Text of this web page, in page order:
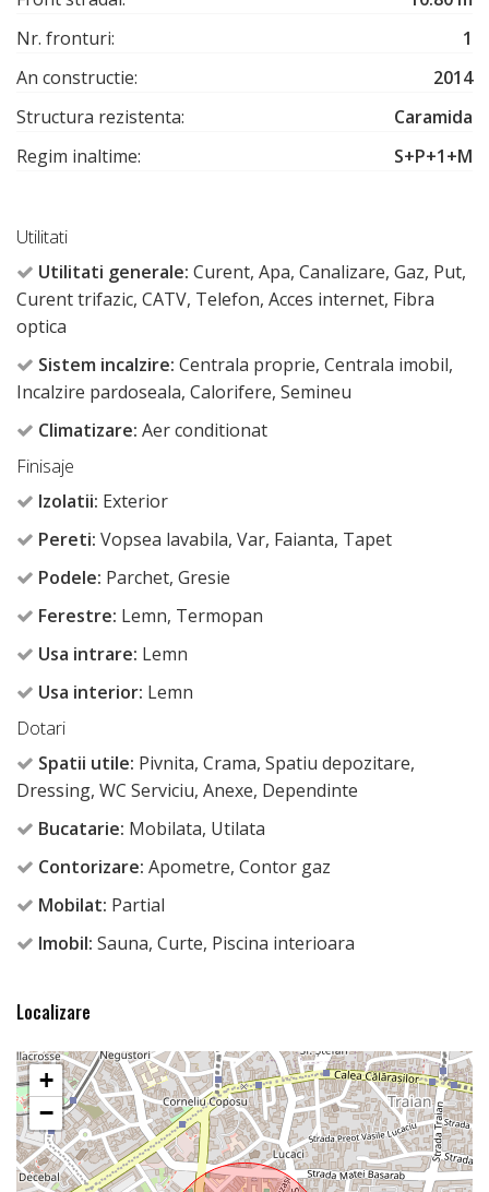
Nr. fronturi:
1
An constructie:
2014
Structura rezistenta:
Caramida
Regim inaltime:
S+P+1+M
Utilitati
Utilitati generale: Curent, Apa, Canalizare, Gaz, Put,
Curent trifazic, CATV, Telefon, Acces internet, Fibra
optica
Sistem incalzire: Centrala proprie, Centrala imobil,
Incalzire pardoseala, Calorifere, Semineu
Climatizare: Aer conditionat
Finisaje
Izolatii: Exterior
Pereti: Vopsea lavabila, Var, Faianta, Tapet
Podele: Parchet, Gresie
Ferestre: Lemn, Termopan
Usa intrare: Lemn
Usa interior: Lemn
Dotari
Spatii utile: Pivnita, Crama, Spatiu depozitare,
Dressing, WC Serviciu, Anexe, Dependinte
Bucatarie: Mobilata, Utilata
Contorizare: Apometre, Contor gaz
Mobilat: Partial
Imobil: Sauna, Curte, Piscina interioara
Localizare
+
−